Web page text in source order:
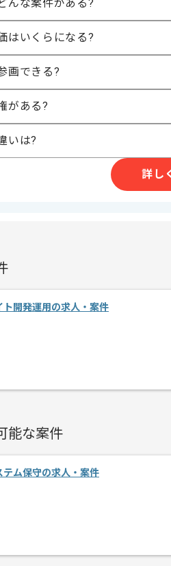
迎スキル
フレームワークを利用したWebアプ
スキルに不安がある方へ
上記に似た経験やスキルをお持ちであれば申
140時間〜180時間
集人数
んな案件がある?
はいくらになる?
画できる?
がある?
いは?
詳し
ト開発運用の求人・案件
能な案件
テム保守の求人・案件